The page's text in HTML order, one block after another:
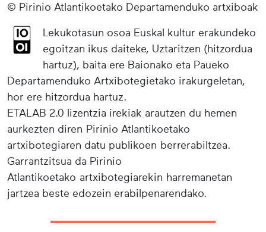
© Pirinio Atlantikoetako Departamenduko artxiboak
Lekukotasun osoa Euskal kultur erakundeko
egoitzan ikus daiteke, Uztaritzen (hitzordua
hartuz), baita ere Baionako eta Paueko
Departamenduko Artxibotegietako irakurgeletan,
hor ere hitzordua hartuz.
ETALAB 2.0 lizentzia irekiak arautzen du hemen
aurkezten diren Pirinio Atlantikoetako
artxibotegiaren datu publikoen berrerabiltzea.
Garrantzitsua da Pirinio
Atlantikoetako artxibotegiarekin harremanetan
jartzea beste edozein erabilpenarendako.